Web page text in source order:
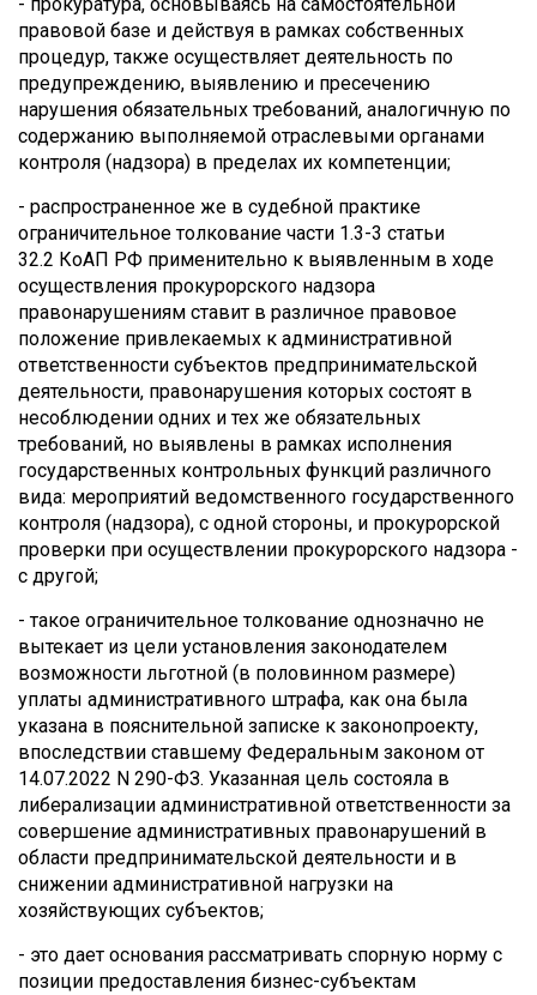
правовой базе и действуя в рамках собственных
процедур, также осуществляет деятельность по
предупреждению, выявлению и пресечению
нарушения обязательных требований, аналогичную по
содержанию выполняемой отраслевыми органами
контроля (надзора) в пределах их компетенции;
- распространенное же в судебной практике
ограничительное толкование части 1.3-3 статьи
32.2 КоАП РФ применительно к выявленным в ходе
осуществления прокурорского надзора
правонарушениям ставит в различное правовое
положение привлекаемых к административной
ответственности субъектов предпринимательской
деятельности, правонарушения которых состоят в
несоблюдении одних и тех же обязательных
требований, но выявлены в рамках исполнения
государственных контрольных функций различного
вида: мероприятий ведомственного государственного
контроля (надзора), с одной стороны, и прокурорской
проверки при осуществлении прокурорского надзора -
с другой;
- такое ограничительное толкование однозначно не
вытекает из цели установления законодателем
возможности льготной (в половинном размере)
уплаты административного штрафа, как она была
указана в пояснительной записке к законопроекту,
впоследствии ставшему Федеральным законом от
14.07.2022 N 290-ФЗ. Указанная цель состояла в
либерализации административной ответственности за
совершение административных правонарушений в
области предпринимательской деятельности и в
снижении административной нагрузки на
хозяйствующих субъектов;
- это дает основания рассматривать спорную норму с
позиции предоставления бизнес-субъектам